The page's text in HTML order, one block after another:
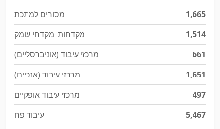
מסורים למתכת
1,665
מקדחות ומקדחי עומק
1,514
מרכזי עיבוד (אוניברסליים)
661
מרכזי עיבוד (אנכיים)
1,651
מרכזי עיבוד אופקיים
497
עיבוד פח
5,467